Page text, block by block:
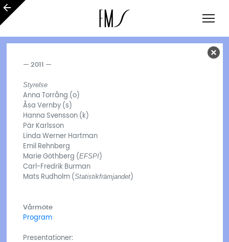
— 2011 —
Styrelse
Anna Torrång (o)
Åsa Vernby (s)
Hanna Svensson (k)
Pär Karlsson
Linda Werner Hartman
Emil Rehnberg
Marie Göthberg (EFSPI)
Carl-Fredrik Burman
Mats Rudholm (Statistikfrämjandet)
Vårmöte
Program
Presentationer: